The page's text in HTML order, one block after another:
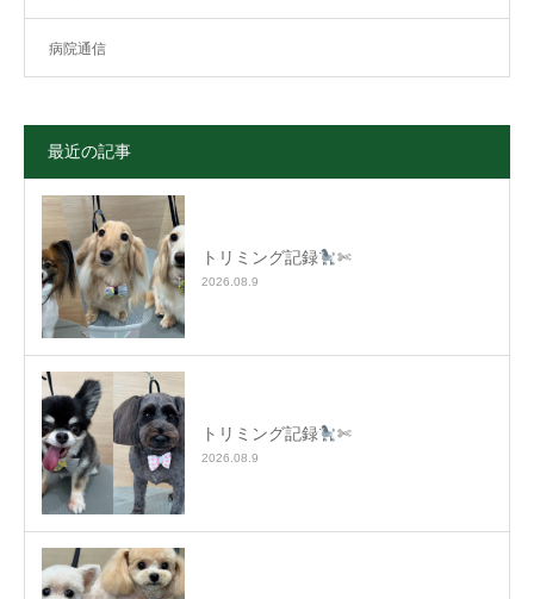
病院通信
最近の記事
トリミング記録 ✄
2026.08.9
トリミング記録 ✄
2026.08.9